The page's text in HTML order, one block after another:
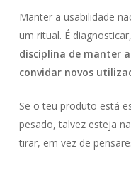
Manter a usabilidade
um ritual. É
disciplina de manter
convidar novos
Se o teu produto está
pesado, talvez esteja
tirar, em vez de